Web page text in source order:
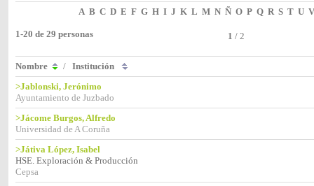
A B C D E F G H I J K L M N Ñ O P Q R S T U V
1-20 de 29 personas 1 / 2
Nombre / Institución
>Jablonski, Jerónimo
Ayuntamiento de Juzbado
>Jácome Burgos, Alfredo
Universidad de A Coruña
>Játiva López, Isabel
HSE. Exploración & Producción
Cepsa